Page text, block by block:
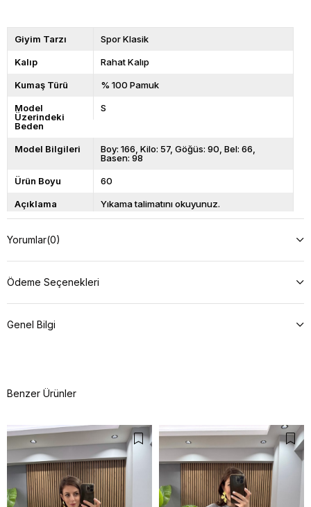
Giyim Tarzı Spor Klasik
Kalıp Rahat Kalıp
Kumaş Türü % 100 Pamuk
Model
Üzerindeki
Beden
S
Model Bilgileri
Boy: 166, Kilo: 57, Göğüs: 90, Bel: 66,
Basen: 98
Ürün Boyu 60
Açıklama Yıkama talimatını okuyunuz.
Yorumlar(0)
Ödeme Seçenekleri
Genel Bilgi
Benzer Ürünler